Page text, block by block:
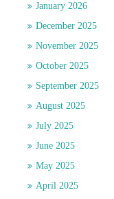
January 2026
December 2025
November 2025
October 2025
September 2025
August 2025
July 2025
June 2025
May 2025
April 2025